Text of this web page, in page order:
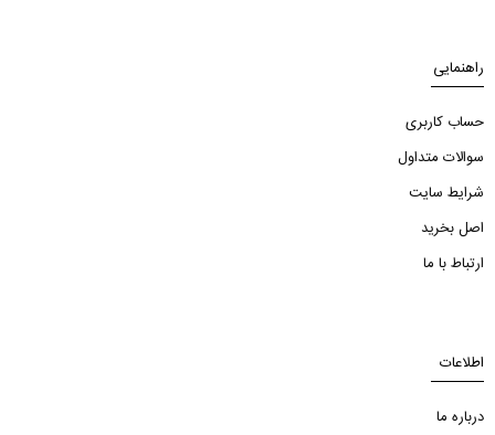
راهنمایی
حساب کاربری
سوالات متداول
شرایط سایت
اصل بخرید
ارتباط با ما
اطلاعات
درباره ما